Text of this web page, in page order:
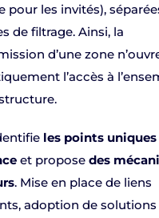
pour les invités),
de filtrage. Ainsi, la
d’une zone
l’accès à
les points uniques
et propose des
. Mise en place de liens
adoption de solutions